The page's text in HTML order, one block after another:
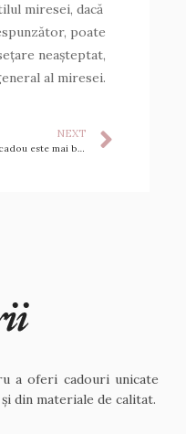
miresei, dacă
poate
neașteptat,
al miresei.
NEXT
Ce cadou este mai bun pentru iubită pe 20 mai
a oferi cadouri unicate
din materiale de calitat.